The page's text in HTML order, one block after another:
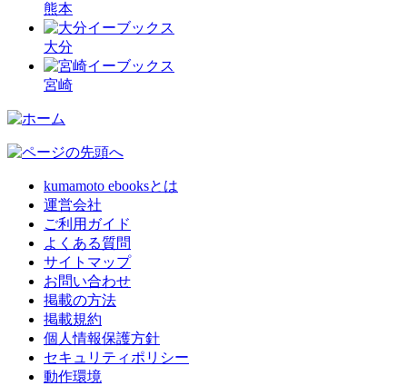
熊本
大分
宮崎
kumamoto ebooksとは
運営会社
ご利用ガイド
よくある質問
サイトマップ
お問い合わせ
掲載の方法
掲載規約
個人情報保護方針
セキュリティポリシー
動作環境